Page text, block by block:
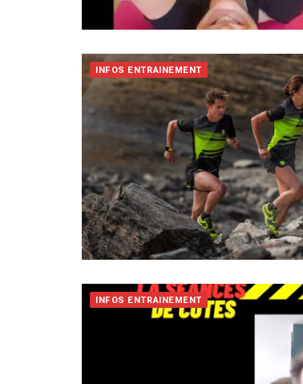
INFOS ENTRAINEMENT
INFOS ENTRAINEMENT